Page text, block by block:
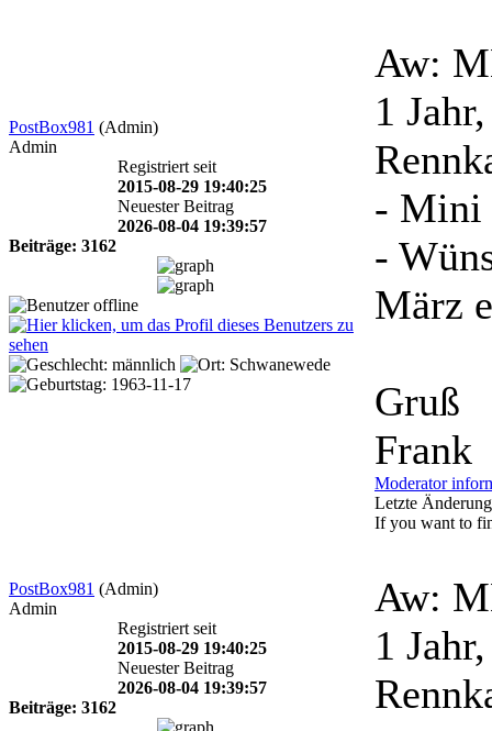
PostBox981 (Admin)
Admin
Registriert seit
2015-08-29 19:40:25
Neuester Beitrag
2026-08-04 19:39:57
Beiträge: 3162
Aw:
1
- Mini
-
März
Gruß
Frank
Moderator
Letzte
If you want to
PostBox981 (Admin)
Admin
Registriert seit
2015-08-29 19:40:25
Neuester Beitrag
2026-08-04 19:39:57
Beiträge: 3162
Aw:
1